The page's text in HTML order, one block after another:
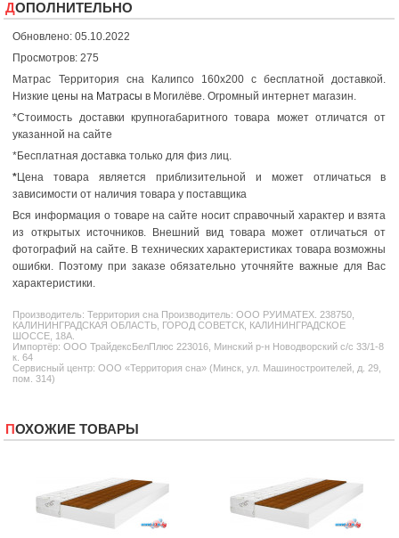
ДОПОЛНИТЕЛЬНО
Обновлено: 05.10.2022
Просмотров: 275
Матрас Территория сна Калипсо 160x200 с бесплатной доставкой.
Низкиецены на Матрасы в Могилёве. Огромный интернет магазин.
*Стоимость доставки крупногабаритного товара может отличатся от
указанной на сайте
*Бесплатная доставка только для физ лиц.
*Цена товара является приблизительной и может отличаться в
зависимости от наличия товара у поставщика
Вся информация о товаре на сайте носит справочный характер и взята
из открытых источников. Внешний вид товара может отличаться от
фотографий на сайте. В технических характеристиках товара возможны
ошибки. Поэтому при заказе обязательно уточняйте важные для Вас
характеристики.
Производитель:Территория сна Производитель: ООО РУИМАТЕХ. 238750,
КАЛИНИНГРАДСКАЯ ОБЛАСТЬ, ГОРОД СОВЕТСК, КАЛИНИНГРАДСКОЕ
ШОССЕ, 18А.
Импортёр: ООО ТрайдексБелПлюс 223016, Минский р-н Новодворский с/с 33/1-8
к. 64
Сервисный центр: ООО «Территория сна» (Минск, ул. Машиностроителей, д. 29,
пом. 314)
ПОХОЖИЕ ТОВАРЫ